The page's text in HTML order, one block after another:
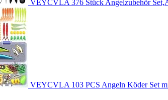
VEYCVLA 376 Stück Angelzubehör
VEYCVLA 103 PCS Angeln Köder Set